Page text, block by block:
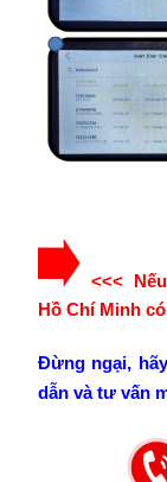
<<<
Hồ Chí Minh
Đừng ngại,
dẫn và tư vấn